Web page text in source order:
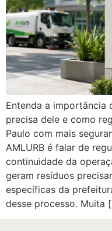
Entenda a importância
precisa dele e como
Paulo com mais
AMLURB é falar de
continuidade da
geram resíduos
específicas da
desse processo. Muita